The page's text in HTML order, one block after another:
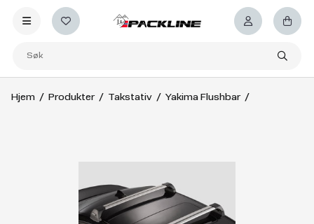
Hjem Produkter Takstativ Yakima Flushbar